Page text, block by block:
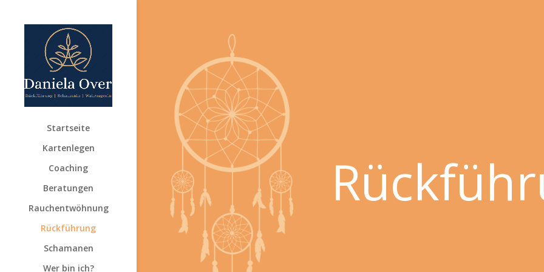
Startseite
Kartenlegen
Coaching
Beratungen
Rauchentwöhnung
Rückführung
Schamanen
Wer bin ich?